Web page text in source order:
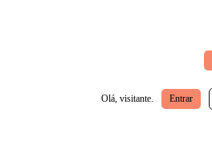
Olá, visitante. Entrar